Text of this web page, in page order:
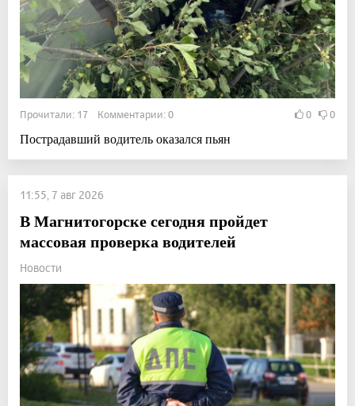
Прочитали: 17 Комментарии: 0 0 0
Пострадавший водитель оказался пьян
11:55, 7 авг 2026
В Магнитогорске сегодня пройдет
массовая проверка водителей
Новости